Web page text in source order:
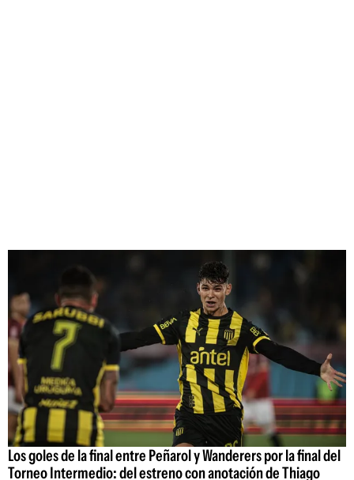
Los goles de la final entre Peñarol y Wanderers por la final del
Torneo Intermedio: del estreno con anotación de Thiago